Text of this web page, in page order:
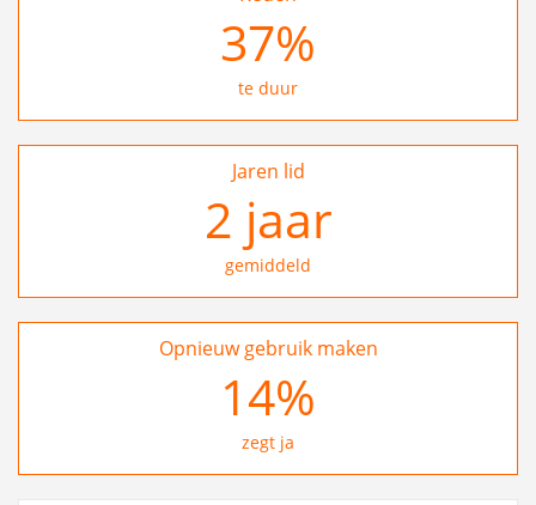
37%
te duur
Jaren lid
2 jaar
gemiddeld
Opnieuw gebruik maken
24%
zegt ja